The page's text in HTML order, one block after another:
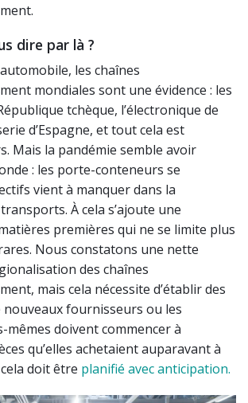
dire par là ?
les chaînes
mondiales sont une évidence : les
tchèque, l’électronique de
d’Espagne, et tout cela est
Mais la pandémie semble avoir
: les porte-conteneurs se
vient à manquer dans la
À cela s’ajoute une
premières qui ne se limite plus
Nous constatons une nette
des chaînes
mais cela nécessite d’établir des
nouveaux fournisseurs ou les
mêmes doivent commencer à
qu’elles achetaient auparavant à
doit être planifié avec anticipation.